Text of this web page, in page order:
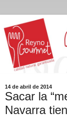
14 de abril de 2014
Sacar la
Navarra